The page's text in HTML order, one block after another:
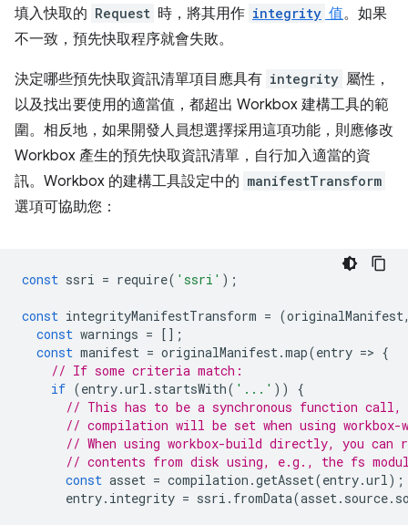
填入快取的 Request 時，將其用作 integrity 值。如果
不一致，預先快取程序就會失敗。
決定哪些預先快取資訊清單項目應具有 integrity 屬性，
以及找出要使用的適當值，都超出 Workbox 建構工具的範
圍。相反地，如果開發人員想選擇採用這項功能，則應修改
Workbox 產生的預先快取資訊清單，自行加入適當的資
訊。Workbox 的建構工具設定中的 manifestTransform
選項可協助您：
const ssri = require( 'ssri' );
const integrityManifestTransform = (originalManifest
const warnings = [];
const manifest = originalManifest.map(entry => {
// If some criteria match:
if (entry.url . startsWith( '...' ))
{
// This has to be a synchronous function call,
// compilation will be set when using workbox-
// When using workbox-build directly, you
// contents from disk using, e.g., the fs
const asset = compilation .getAsset(entry.url);
entry. integrity = ssri . fromData(asset. source.